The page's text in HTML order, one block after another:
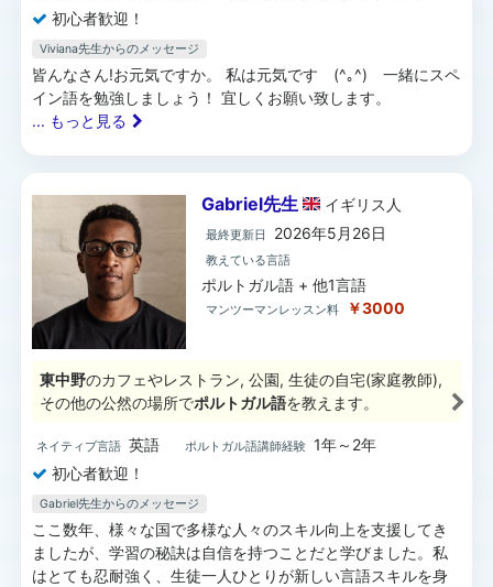
初心者歓迎！
Viviana先生からのメッセージ
皆んなさん!お元気ですか。 私は元気です (^｡^) 一緒にスペ
イン語を勉強しましょう！ 宜しくお願い致します。
... もっと見る
Gabriel先生 イギリス 人
最終更新日 2026年5月26日
教えている言語
ポルトガル語 + 他1言語
マンツーマンレッスン料 ￥3000
東中野のカフェやレストラン, 公園, 生徒の自宅(家庭教師),
その他の公然の場所でポルトガル語を教えます。
ネイティブ言語 英語 ポルトガル語講師経験 1年～2年
初心者歓迎！
Gabriel先生からのメッセージ
ここ数年、様々な国で多様な人々のスキル向上を支援してき
ましたが、学習の秘訣は自信を持つことだと学びました。私
はとても忍耐強く、生徒一人ひとりが新しい言語スキルを身